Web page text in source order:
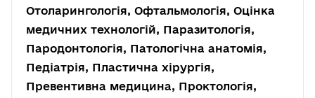
Отоларингологія, Офтальмологія, Оцінка
медичних технологій, Паразитологія,
Пародонтологія, Патологічна анатомія,
Педіатрія, Пластична хірургія,
Превентивна медицина, Проктологія,